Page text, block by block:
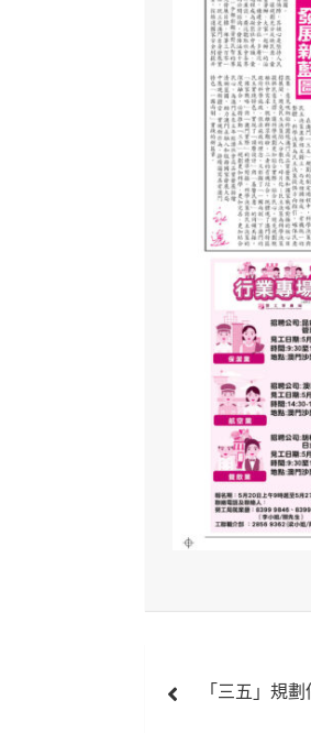
章
「三五」規